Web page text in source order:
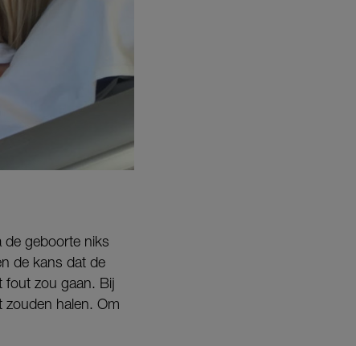
de geboorte niks
de kans dat de
fout zou gaan. Bij
zouden halen. Om